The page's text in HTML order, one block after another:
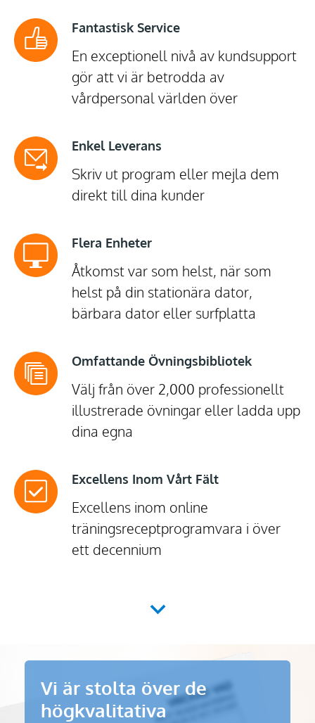
Fantastisk Service
En exceptionell nivå av kundsupport
gör att vi är betrodda av
vårdpersonal världen över
Enkel Leverans
Skriv ut program eller mejla dem
direkt till dina kunder
Flera Enheter
Åtkomst var som helst, när som
helst på din stationära dator,
bärbara dator eller surfplatta
Omfattande Övningsbibliotek
Välj från över 2,000 professionellt
illustrerade övningar eller ladda upp
dina egna
Excellens Inom Vårt Fält
Excellens inom online
träningsreceptprogramvara i över
ett decennium
Vi är stolta över de
högkvalitativa